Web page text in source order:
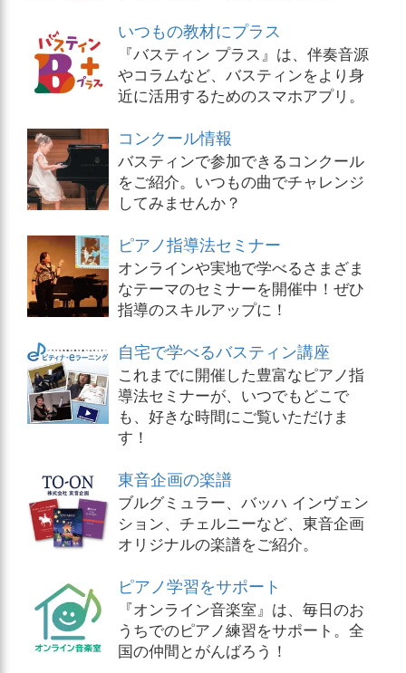
いつもの教材にプラス
『バスティン プラス』は、伴奏音源
やコラムなど、バスティンをより身
近に活用するためのスマホアプリ。
コンクール情報
バスティンで参加できるコンクール
をご紹介。いつもの曲でチャレンジ
してみませんか？
ピアノ指導法セミナー
オンラインや実地で学べるさまざま
なテーマのセミナーを開催中！ぜひ
指導のスキルアップに！
自宅で学べるバスティン講座
これまでに開催した豊富なピアノ指
導法セミナーが、いつでもどこで
も、好きな時間にご覧いただけま
す！
東音企画の楽譜
ブルグミュラー、バッハ インヴェン
ション、チェルニーなど、東音企画
オリジナルの楽譜をご紹介。
ピアノ学習をサポート
『オンライン音楽室』は、毎日のお
うちでのピアノ練習をサポート。全
国の仲間とがんばろう！